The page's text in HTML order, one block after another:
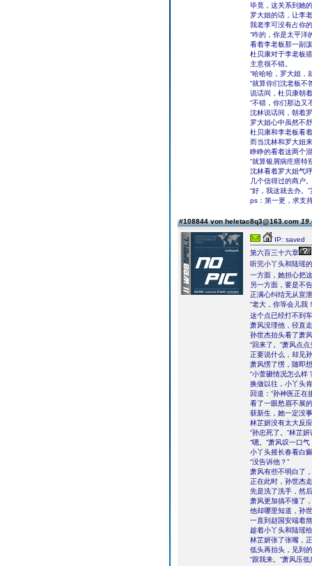
毕竟，这关系到她
罗大姐的话，让李
我老李可没有占你
“咋的，你是太平洋
看着李老板那一副
杜贝康对于李老板
主意很不错。
“哈哈哈，罗大姐，
“就算你们沈老板不
说话间，杜贝康朝
“不错，你们那边又
沈林说话间，朝着
罗大姐心中虽然不
杜贝康和李老板看
而当沈林和罗大姐
睁睁的看着这两个
“就算银屑病疙瘩特
沈林看着罗大姐气
几个信得过的商户
“好，我这就去办。
ps：第一更，求支
#108844 von heletac8q3@163.com
IP: saved
第六百三十六章
听完小丫头和陆瑶
一方面，她担心把这
另一方面，要是不
正满心纠结无从宣
“老大，你等会儿我
这个点已经打不到
萧风没理他，径直
孙世杰抬头看了萧
“回来了。”萧风点
正要说什么，却见
萧风愣了愣，随即
“小萱砸情况怎么样
换做以往，小丫头
回道：“孙神医正在
看了一眼愁眉不展
获新生，她一定没
林芷妍没有太大反
“孙忠死了。”林芷
“嗯。”萧风叹一口
小丫头摇长春看白
“没告诉他？”
萧风有些不明白了
正在此时，孙世杰
先是洗了洗手，然
萧风更加搞不懂了
他却哪里知道，孙
一直到赵国安端着
趁着小丫头和陆瑶
林芷妍张了张嘴，
低头再抬头，见到
“跟我来。”萧风压